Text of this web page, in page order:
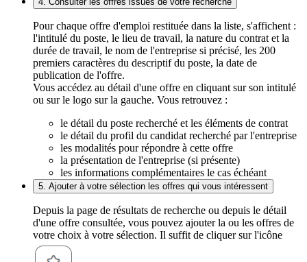
Pour chaque offre d'emploi restituée dans la liste, s'affichent :
l'intitulé du poste, le lieu de travail, la nature du contrat et la
durée de travail, le nom de l'entreprise si précisé, les 200
premiers caractères du descriptif du poste, la date de
publication de l'offre.
Vous accédez au détail d'une offre en cliquant sur son intitulé
ou sur le logo sur la gauche. Vous retrouvez :
le détail du poste recherché et les éléments de contrat
le détail du profil du candidat recherché par l'entreprise
les modalités pour répondre à cette offre
la présentation de l'entreprise (si présente)
les informations complémentaires le cas échéant
5. Ajouter à votre sélection les offres qui vous intéressent
Depuis la page de résultats de recherche ou depuis le détail
d'une offre consultée, vous pouvez ajouter la ou les offres de
votre choix à votre sélection. Il suffit de cliquer sur l'icône